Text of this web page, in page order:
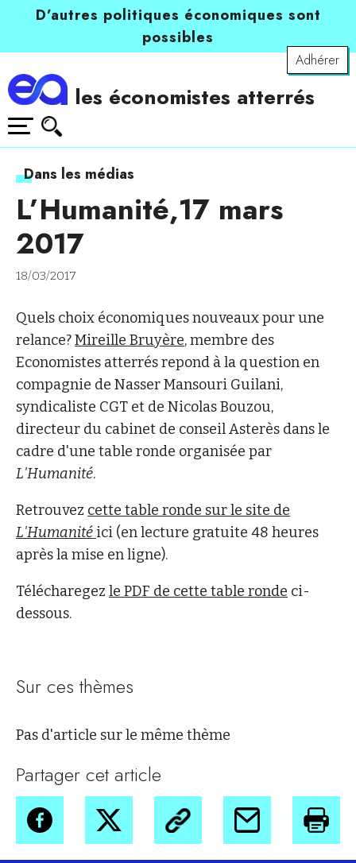
D’autres politiques économiques sont
possibles
Adhérer
les économistes atterrés
Dans les médias
L’Humanité,17 mars
2017
18/03/2017
Quels choix économiques nouveaux pour une
relance?Mireille Bruyère, membre des
Economistes atterrés repond à la question en
compagnie de Nasser Mansouri Guilani,
syndicaliste CGT et de Nicolas Bouzou,
directeur du cabinet de conseil Asterès dans le
cadre d'une table ronde organisée par
L'Humanité.
Retrouvez cette table ronde sur le site de
L'Humanité ici (en lecture gratuite 48 heures
après la mise en ligne).
Télécharegez le PDF de cette table ronde ci-
dessous.
Sur ces thèmes
Pas d'article sur le même thème
Partager cet article